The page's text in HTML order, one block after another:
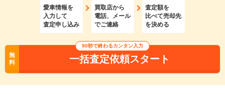
愛車情報を
入力して
査定申し込み
買取店から
電話、メール
でご連絡
査定額を
比べて売却先
を決める
無
料
90秒で終わるカンタン入力
一括査定依頼スタート